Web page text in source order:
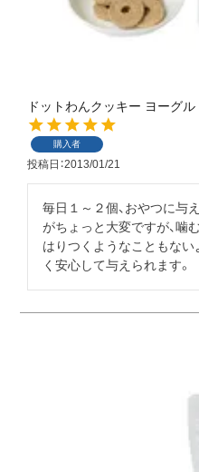
ドットわんクッキー ヨーグル
購入者
投稿日 2013/01/21
毎日１～２個、おやつに与
がちょっと大変ですが、噛
はりつくようなこともない
く安心して与えられます。